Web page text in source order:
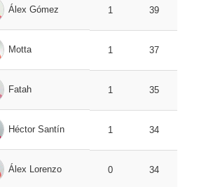
Álex Gómez 1 39
Motta 1 37
Fatah 1 35
Héctor Santín 1 34
Álex Lorenzo 0 34